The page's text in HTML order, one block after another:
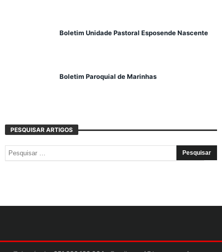
Boletim Unidade Pastoral Esposende Nascente
Boletim Paroquial de Marinhas
PESQUISAR ARTIGOS